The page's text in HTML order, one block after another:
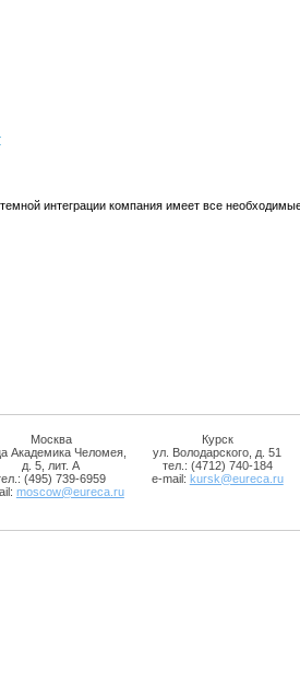
интеграции компания имеет все
Москва
Академика Челомея,
д. 5, лит. А
(495) 739-6959
moscow@eureca.ru
Курск
ул. Володарского, д. 51
тел.: (4712) 740-184
e-mail: kursk@eureca.ru